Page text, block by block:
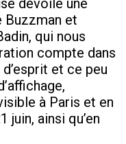
dévoile une
Buzzman et
qui nous
compte dans
et ce peu
à Paris et en
juin, ainsi qu’en